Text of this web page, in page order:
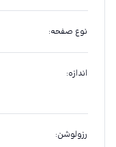
نوع صفحه:
اندازه:
رزولوشن: